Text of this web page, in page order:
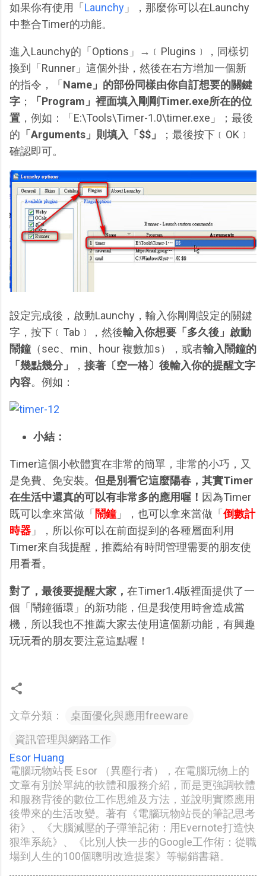
如果你有使用「 Launchy 」，那麼你可以在Launchy
中整合Timer的功能。
進入Launchy的「Options」→﹝Plugins﹞，同樣切
換到「Runner」這個外掛，然後在右方增加一個新
的指令，「 Name」的部份同樣由你自訂想要的關鍵
字 ；
「Program」裡面填入剛剛Timer.exe所在的位
置 ，例如：「E:\Tools\Timer-1.0\timer.exe」；最後
的 「Arguments」則填入「$$」
；最後按下﹝OK﹞
確認即可。
設定完成後，啟動Launchy，輸入你剛剛設定的關鍵
字，按下﹝Tab﹞，然後輸入你想要「多久後」啟動
鬧鐘（sec、min、hour 複數加s），或者輸入鬧鐘的
「幾點幾分」
， 接著〔空一格〕後輸入你的提醒文字
內容。例如：
小結：
Timer這個小軟體實在非常的簡單，非常的小巧，又
是免費、免安裝。 但是別看它這麼陽春，其實Timer
在生活中還真的可以有非常多的應用喔！ 因為Timer
既可以拿來當做「鬧鐘」，也可以拿來當做「倒數計
時器 」，所以你可以在前面提到的各種層面利用
Timer來自我提醒，推薦給有時間管理需要的朋友使
用看看。
對了，最後要提醒大家， 在Timer1.4版裡面提供了一
個「鬧鐘循環」的新功能，但是我使用時會造成當
機，所以我也不推薦大家去使用這個新功能，有興趣
玩玩看的朋友要注意這點喔！
文章分類：
桌面優化與應用freeware
資訊管理與網路工作
Esor Huang
電腦玩物站長 Esor （異塵行者），在電腦玩物上的
文章有別於單純的軟體和服務介紹，而是更強調軟體
和服務背後的數位工作思維及方法，並說明實際應用
後帶來的生活改變。著有《電腦玩物站長的筆記思考
術》、《大腦減壓的子彈筆記術：用Evernote打造快
狠準系統》、《比別人快一步的Google工作術：從職
場到人生的100個聰明改造提案》等暢銷書籍。